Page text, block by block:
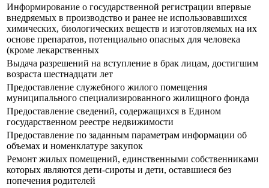
Информирование о государственной регистрации впервые
внедряемых в производство и ранее не использовавшихся
химических, биологических веществ и изготовляемых на их
основе препаратов, потенциально опасных для человека
(кроме лекарственных
Выдача разрешений на вступление в брак лицам, достигшим
возраста шестнадцати лет
Предоставление служебного жилого помещения
муниципального специализированного жилищного фонда
Предоставление сведений, содержащихся в Едином
государственном реестре недвижимости
Предоставление по заданным параметрам информации об
объемах и номенклатуре закупок
Ремонт жилых помещений, единственными собственниками
которых являются дети-сироты и дети, оставшиеся без
попечения родителей